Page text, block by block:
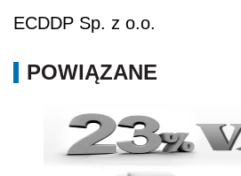
ECDDP Sp. z o.o.
POWIĄZANE